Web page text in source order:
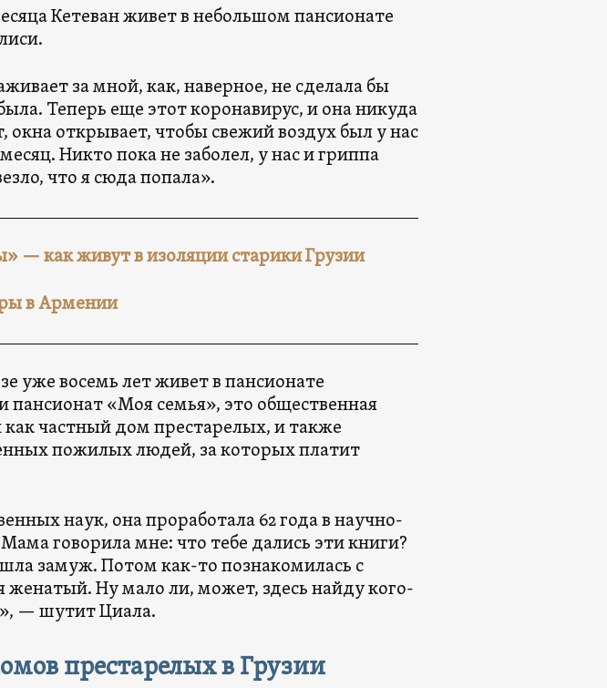
Кетеван живет в небольшом пансионате
за мной, как, наверное, не сделала бы
Теперь еще этот коронавирус, и она никуда
окна открывает, чтобы свежий воздух был у нас
Никто пока не заболел, у нас и гриппа
что я сюда попала».
— как живут в изоляции старики Грузии
в Армении
уже восемь лет живет в пансионате
пансионат «Моя семья», это общественная
как частный дом престарелых, и также
пожилых людей, за которых платит
наук, она проработала 62 года в научно-
говорила мне: что тебе дались эти книги?
замуж. Потом как-то познакомилась с
женатый. Ну мало ли, может, здесь найду кого-
— шутит Циала.
престарелых в Грузии